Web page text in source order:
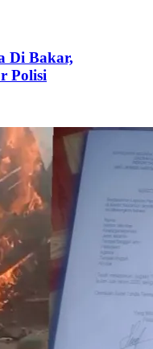
Di Bakar,
Polisi